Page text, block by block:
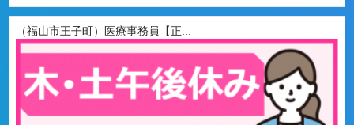
（福山市王子町）医療事務員【正...